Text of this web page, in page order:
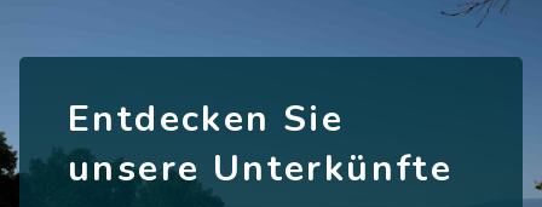
Entdecken Sie
unsere Unterkünfte